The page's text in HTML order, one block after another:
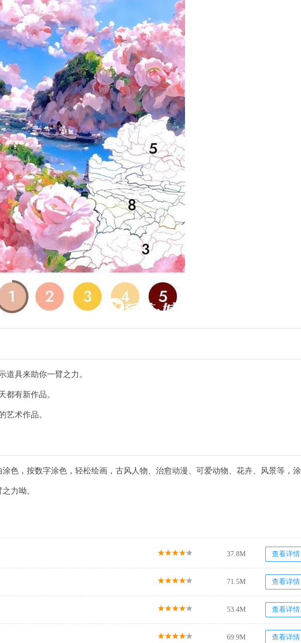
道具来助你一臂之力。
都有新作品。
艺术作品。
色，按数字涂色，轻松绘画，古风人物、治愈动漫、可爱动物、花卉、风景等，涂
力呦。
37.8M 查看详情
71.5M 查看详情
53.4M 查看详情
69.9M 查看详情